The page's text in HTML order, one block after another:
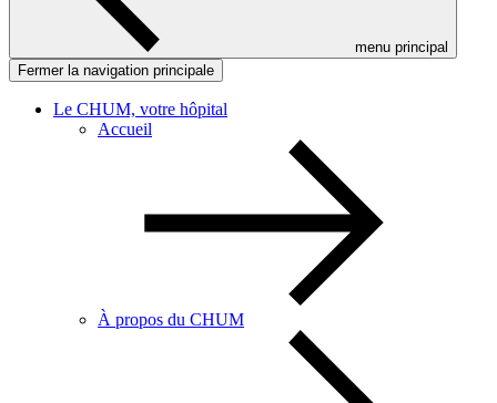
menu principal
Fermer la navigation principale
Le CHUM, votre hôpital
Accueil
À propos du CHUM